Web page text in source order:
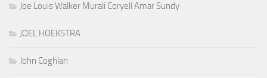
Joe Louis Walker Murali Coryell Amar Sundy
JOEL HOEKSTRA
John Coghlan